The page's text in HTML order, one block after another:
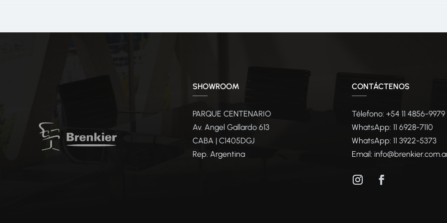
SHOWROOM
PARQUE CENTENARIO
Av. Angel Gallardo 613
CABA | C1405DGJ
Rep. Argentina
CONTÁCTENOS
Télefono: +54 11 4856-9979
WhatsApp:11 6928-7110
WhatsApp:11 3922-5373
Email: